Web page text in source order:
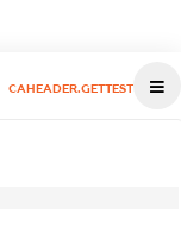
CAHEADER.GETTEST